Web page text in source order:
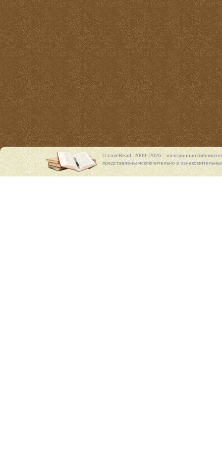
© LoveRead, 2009–2026 - электронная
представлены исключительно в